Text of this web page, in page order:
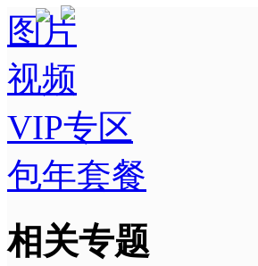
图片
视频
VIP专区
包年套餐
相关专题